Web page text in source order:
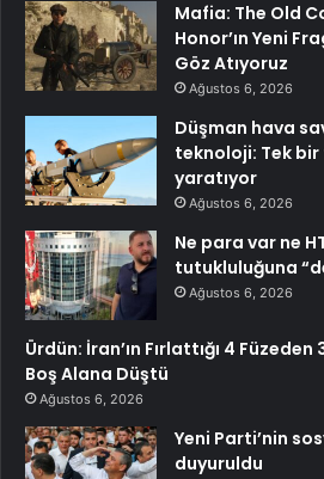
Mafia: The Old
Honor’ın Yeni
Göz Atıyoruz
Ağustos 6, 2026
Düşman hava
teknoloji: Tek
yaratıyor
Ağustos 6, 2026
Ne para var ne
tutukluluğuna
Ağustos 6, 2026
Ürdün: İran’ın Fırlattığı 4
Boş Alana Düştü
Ağustos 6, 2026
Yeni Parti’nin
duyuruldu